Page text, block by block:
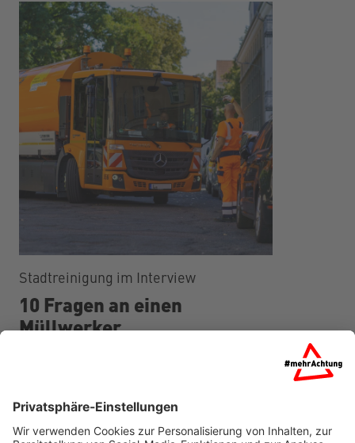
Stadtreinigung im Interview
10 Fragen an einen
Müllwerker